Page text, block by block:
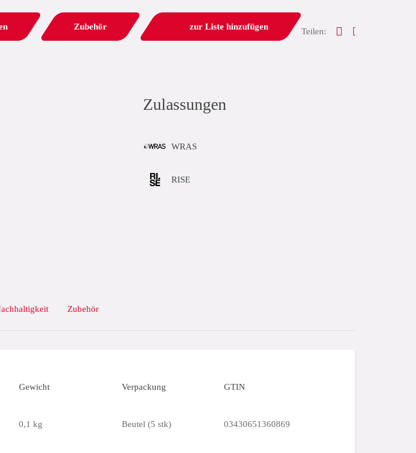
Zubehör zur Liste hinzufügen Teilen:
Zulassungen
WRAS
RISE
Zubehör
Gewicht Verpackung GTIN
0,1 kg Beutel (5 stk) 03430651360869